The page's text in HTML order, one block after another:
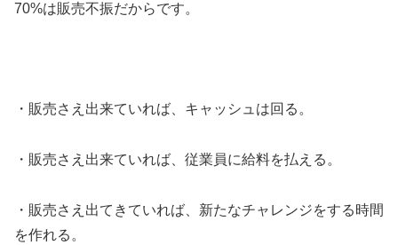
70%は販売不振だからです。
・販売さえ出来ていれば、キャッシュは回る。
・販売さえ出来ていれば、従業員に給料を払える。
・販売さえ出てきていれば、新たなチャレンジをする時間
を作れる。